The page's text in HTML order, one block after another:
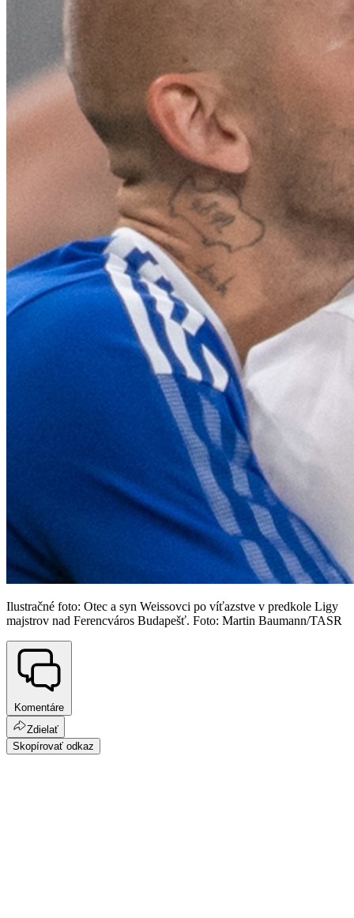
Ilustračné foto: Otec a syn Weissovci po víťazstve v predkole Ligy
majstrov nad Ferencváros Budapešť. Foto: Martin Baumann/TASR
Komentáre
Zdielať
Skopírovať odkaz